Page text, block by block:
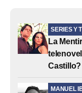
SERIES Y
La
Castillo?
MANUEL